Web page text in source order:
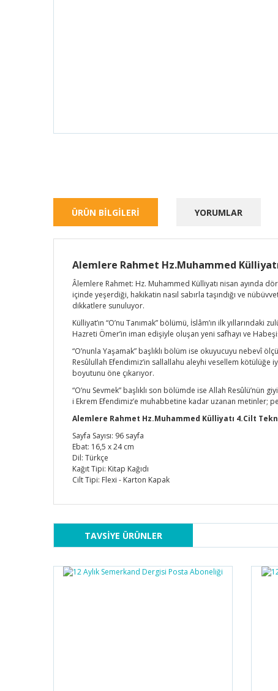
ÜRÜN BİLGİLERİ YORUMLAR
Alemlere Rahmet Hz.Muhammed
Âlemlere Rahmet: Hz. Muhammed Külliyatı nisan ayında
içinde yeşerdiği, hakikatin nasıl sabırla taşındığı ve
dikkatlere sunuluyor.
Külliyat’ın “O’nu Tanımak” bölümü, İslâm’ın ilk
Hazreti Ömer’in iman edişiyle oluşan yeni safhayı ve
“O’nunla Yaşamak” başlıklı bölüm ise okuyucuyu nebevî
Resûlullah Efendimiz’in sallallahu aleyhi vesellem kötülüğe
boyutunu öne çıkarıyor.
“O’nu Sevmek” başlıklı son bölümde ise Allah
i Ekrem Efendimiz’e muhabbetine kadar uzanan metinler;
Alemlere Rahmet Hz.Muhammed Külliyatı 4.Cilt
Sayfa Sayısı: 96 sayfa
Ebat: 16,5 x 24 cm
Dil: Türkçe
Kağıt Tipi: Kitap Kağıdı
Cilt Tipi: Flexi - Karton Kapak
TAVSİYE ÜRÜNLER